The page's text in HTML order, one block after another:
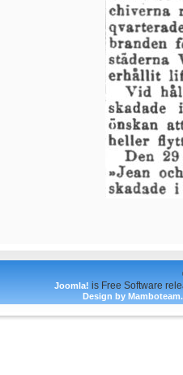
Joomla! is Free Software
Design by